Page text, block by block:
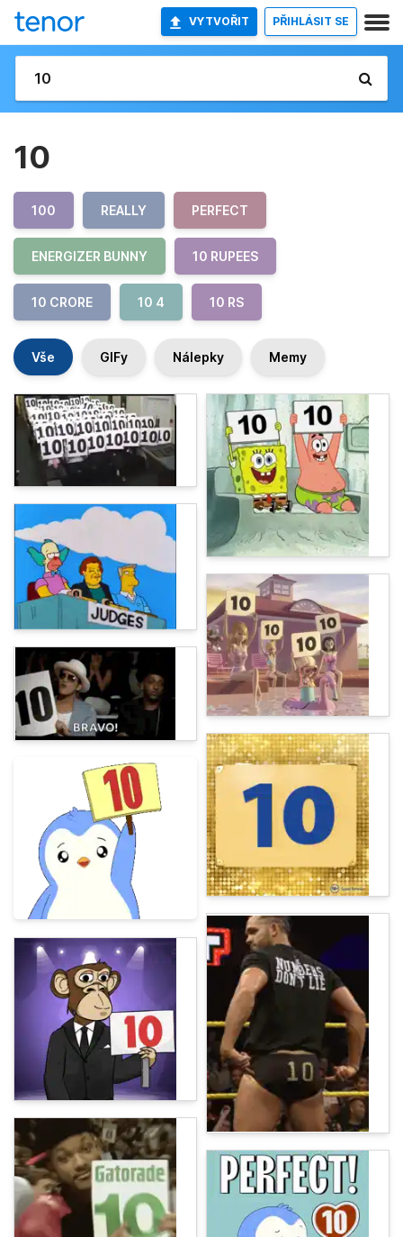
VYTVOŘIT PŘIHLÁSIT SE
10
100 REALLY PERFECT
ENERGIZER BUNNY 10 RUPEES
10 CRORE 10 4 10 RS
Vše GIFy Nálepky Memy